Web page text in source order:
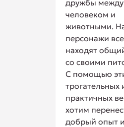
дружбы между
человеком и
животными.
персонажи
находят
со своими
С помощью
трогательных
практичных
хотим
добрый опыт